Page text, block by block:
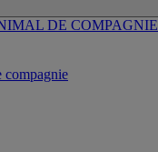
DE COMPAGNIE
compagnie